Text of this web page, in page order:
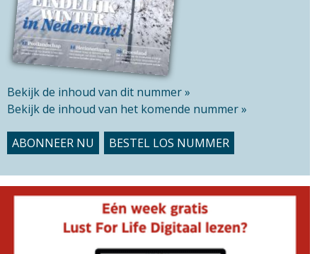
Bekijk de inhoud van dit nummer »
Bekijk de inhoud van het komende nummer »
ABONNEER NU BESTEL LOS NUMMER